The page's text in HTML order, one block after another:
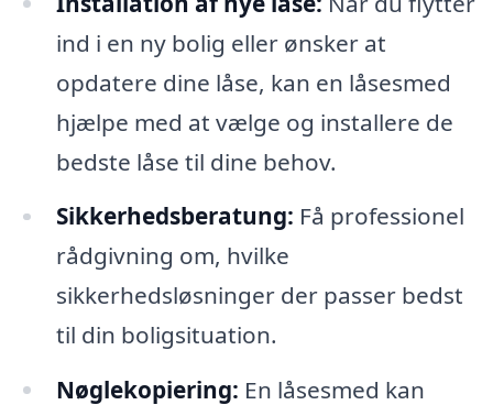
ind i en ny bolig eller ønsker at
opdatere dine låse, kan en låsesmed
hjælpe med at vælge og installere de
bedste låse til dine behov.
Sikkerhedsberatung: Få professionel
rådgivning om, hvilke
sikkerhedsløsninger der passer bedst
til din boligsituation.
Nøglekopiering: En låsesmed kan